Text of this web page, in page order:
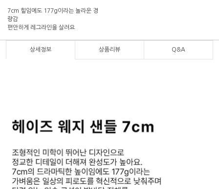
7cm 힐임에도 177g이라는 놀라운 경
량감
편안하게 레그라인을 살려요
상세정보 상품리뷰 Q&A